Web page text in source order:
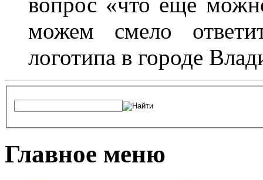
можем смело
логотипа в городе
Главное меню